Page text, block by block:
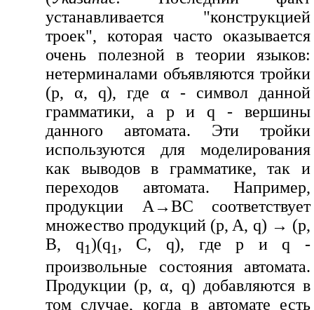
устанавливается "конструкцией
троек", которая часто оказывается
очень полезной в теории языков:
нетерминалами объявляются тройки
(p, α, q), где α - символ данной
грамматики, а p и q - вершины
данного автомата. Эти тройки
используются для моделирования
как выводов в грамматике, так и
переходов автомата. Например,
продукции A→BC соответствует
множество продукций (p, A, q) → (p,
B, q1)(q1, C, q), где p и q -
произвольные состояния автомата.
Продукции (p, α, q) добавляются в
том случае, когда в автомате есть